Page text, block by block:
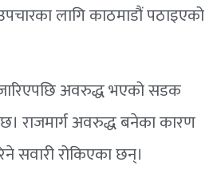
लागि काठमाडौं पठाइएको
अवरुद्ध भएको सडक
राजमार्ग अवरुद्ध बनेका कारण
सवारी रोकिएका छन्।